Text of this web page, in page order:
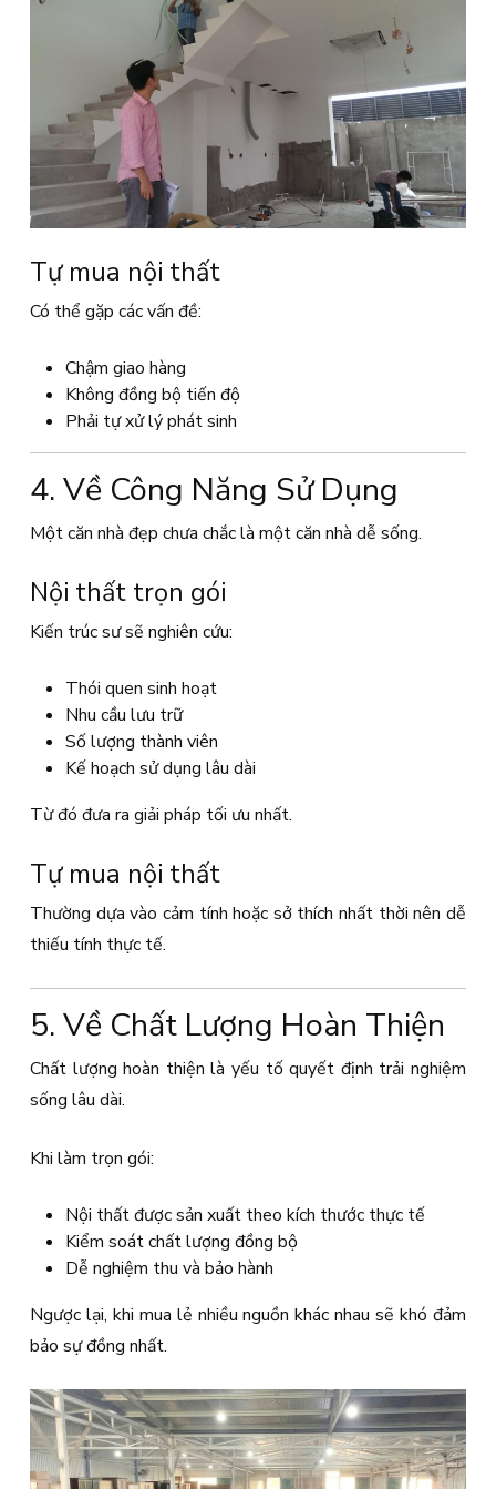
Tự mua nội thất
Có thể gặp các vấn đề:
Chậm giao hàng
Không đồng bộ tiến độ
Phải tự xử lý phát sinh
4. Về Công Năng Sử Dụng
Một căn nhà đẹp chưa chắc là một căn nhà dễ sống.
Nội thất trọn gói
Kiến trúc sư sẽ nghiên cứu:
Thói quen sinh hoạt
Nhu cầu lưu trữ
Số lượng thành viên
Kế hoạch sử dụng lâu dài
Từ đó đưa ra giải pháp tối ưu nhất.
Tự mua nội thất
Thường dựa vào cảm tính hoặc sở thích nhất thời nên dễ
thiếu tính thực tế.
5. Về Chất Lượng Hoàn Thiện
Chất lượng hoàn thiện là yếu tố quyết định trải nghiệm
sống lâu dài.
Khi làm trọn gói:
Nội thất được sản xuất theo kích thước thực tế
Kiểm soát chất lượng đồng bộ
Dễ nghiệm thu và bảo hành
Ngược lại, khi mua lẻ nhiều nguồn khác nhau sẽ khó đảm
bảo sự đồng nhất.